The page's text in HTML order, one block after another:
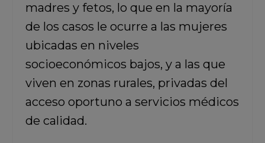
madres y fetos, lo que en la mayoría
de los casos le ocurre a las mujeres
ubicadas en niveles
socioeconómicos bajos, y a las que
viven en zonas rurales, privadas del
acceso oportuno a servicios médicos
de calidad.